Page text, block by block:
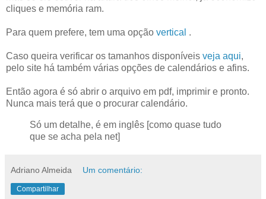
cliques e memória ram.
Para quem prefere, tem uma opção vertical .
Caso queira verificar os tamanhos disponíveis veja aqui,
pelo site há também várias opções de calendários e afins.
Então agora é só abrir o arquivo em pdf, imprimir e pronto.
Nunca mais terá que o procurar calendário.
Só um detalhe, é em inglês [como quase tudo
que se acha pela net]
Adriano Almeida Um comentário:
Compartilhar